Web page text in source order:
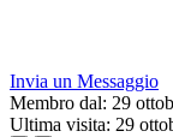
Invia un Messaggio
Membro dal: 29
Ultima visita: 29